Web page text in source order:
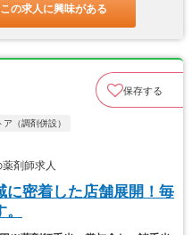
この求人に興味がある
保存する
ア（調剤併設）
剤師求人
密着した店舗展開！毎